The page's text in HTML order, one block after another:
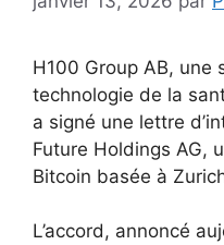
H100 Group AB, une
technologie de la
a signé une lettre
Future Holdings AG,
Bitcoin basée à
L’accord, annoncé